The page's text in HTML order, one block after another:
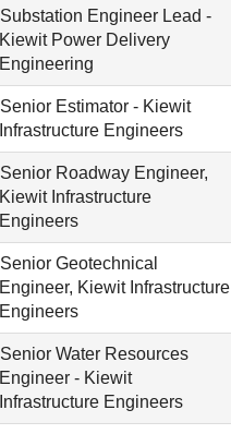
Substation Engineer Lead -
Kiewit Power Delivery
Engineering
Senior Estimator - Kiewit
Infrastructure Engineers
Senior Roadway Engineer,
Kiewit Infrastructure
Engineers
Senior Geotechnical
Engineer, Kiewit Infrastructure
Engineers
Senior Water Resources
Engineer - Kiewit
Infrastructure Engineers